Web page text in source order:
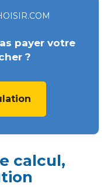
payer votre
?
calcul,